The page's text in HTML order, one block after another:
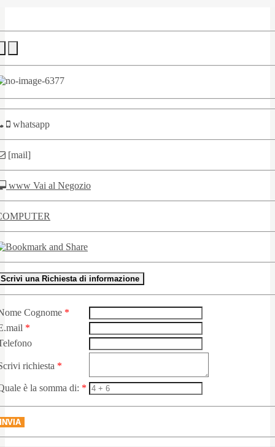
whatsapp
[mail]
www Vai al Negozio
Scrivi una Richiesta di informazione
Cognome *
*
richiesta *
è la somma di: *
INVIA